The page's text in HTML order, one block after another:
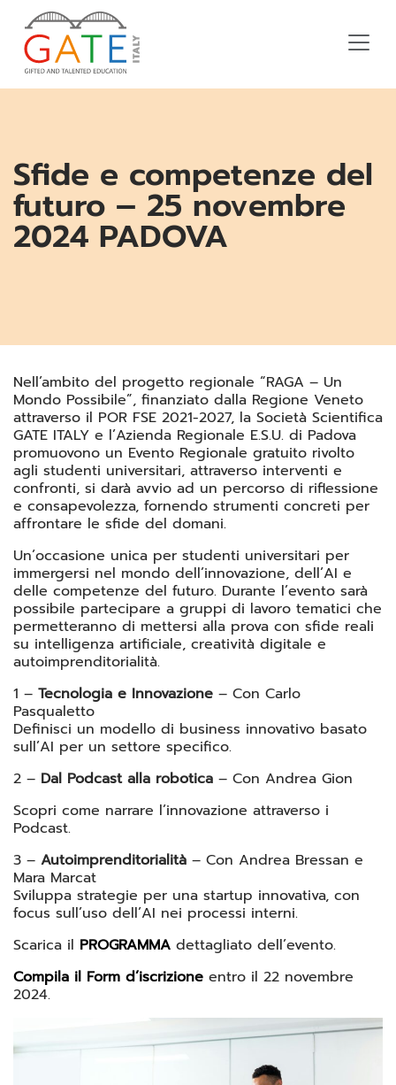
Sfide e competenze del
futuro – 25 novembre
2024 PADOVA
Nell’ambito del progetto regionale “RAGA – Un
Mondo Possibile”, finanziato dalla Regione Veneto
attraverso il POR FSE 2021-2027, la Società Scientifica
GATE ITALY e l’Azienda Regionale E.S.U. di Padova
promuovono un Evento Regionale gratuito rivolto
agli studenti universitari, attraverso interventi e
confronti, si darà avvio ad un percorso di riflessione
e consapevolezza, fornendo strumenti concreti per
affrontare le sfide del domani.
Un’occasione unica per studenti universitari per
immergersi nel mondo dell’innovazione, dell’AI e
delle competenze del futuro. Durante l’evento sarà
possibile partecipare a gruppi di lavoro tematici che
permetteranno di mettersi alla prova con sfide reali
su intelligenza artificiale, creatività digitale e
autoimprenditorialità.
1 – Tecnologia e Innovazione – Con Carlo
Pasqualetto
Definisci un modello di business innovativo basato
sull’AI per un settore specifico.
2 – Dal Podcast alla robotica – Con Andrea Gion
Scopri come narrare l’innovazione attraverso i
Podcast.
3 – Autoimprenditorialità – Con Andrea Bressan e
Mara Marcat
Sviluppa strategie per una startup innovativa, con
focus sull’uso dell’AI nei processi interni.
Scarica il PROGRAMMA dettagliato dell’evento.
Compila il Form d’iscrizione entro il 22 novembre
2024.